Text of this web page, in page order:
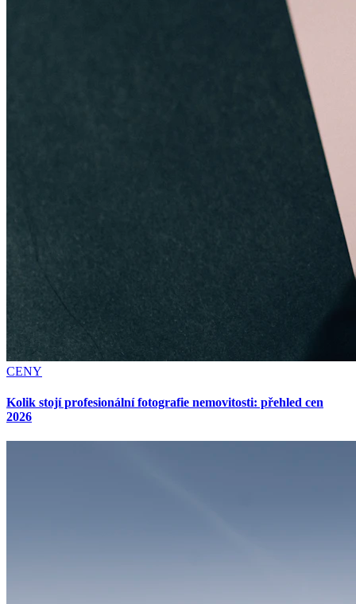
CENY
Kolik stojí profesionální fotografie nemovitosti: přehled cen
2026